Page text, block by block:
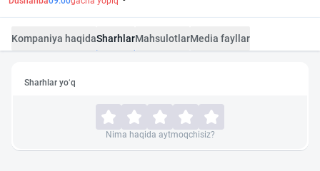
Kompaniya haqidaSharhlarMahsulotlarMedia fayllar
Sharhlar yo‘q
Nima haqida aytmoqchisiz?